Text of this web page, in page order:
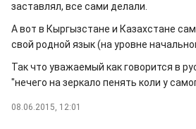
заставлял, все сами делали.
А вот в Кыргызстане и Казахстане
свой родной язык (на уровне
Так что уважаемый как говорится в
"нечего на зеркало пенять коли у
08.06.2015, 12:01